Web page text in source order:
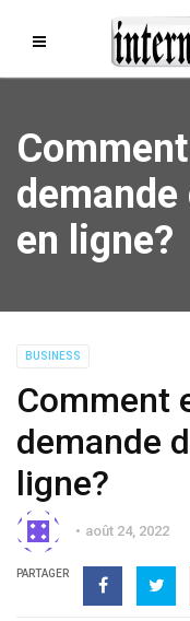
en ligne?
BUSINESS
Comment
demande
ligne?
août 24, 2022
PARTAGER